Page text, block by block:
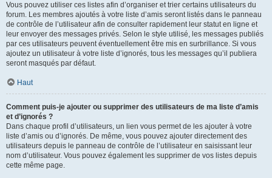
Vous pouvez utiliser ces listes afin d’organiser et trier certains utilisateurs du
forum. Les membres ajoutés à votre liste d’amis seront listés dans le panneau
de contrôle de l’utilisateur afin de consulter rapidement leur statut en ligne et
leur envoyer des messages privés. Selon le style utilisé, les messages publiés
par ces utilisateurs peuvent éventuellement être mis en surbrillance. Si vous
ajoutez un utilisateur à votre liste d’ignorés, tous les messages qu’il publiera
seront masqués par défaut.
Haut
Comment puis-je ajouter ou supprimer des utilisateurs de ma liste d’amis
et d’ignorés ?
Dans chaque profil d’utilisateurs, un lien vous permet de les ajouter à votre
liste d’amis ou d’ignorés. De même, vous pouvez ajouter directement des
utilisateurs depuis le panneau de contrôle de l’utilisateur en saisissant leur
nom d’utilisateur. Vous pouvez également les supprimer de vos listes depuis
cette même page.